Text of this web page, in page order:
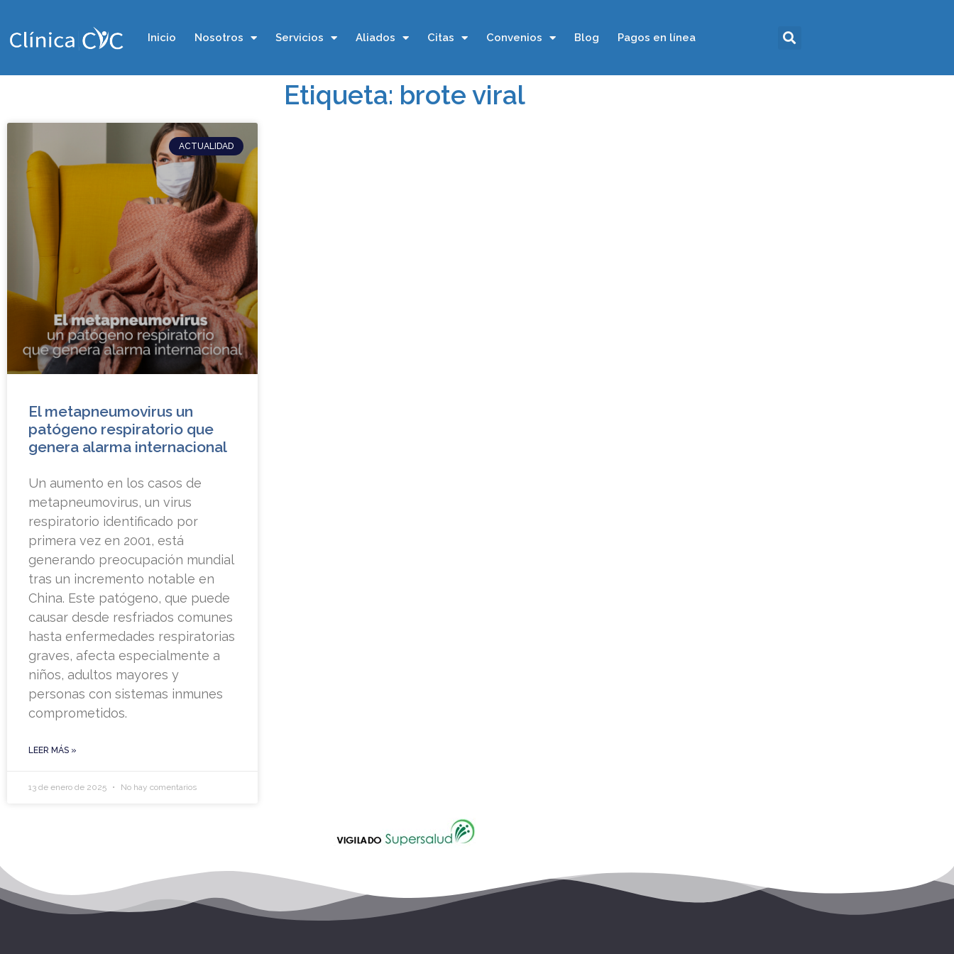
Inicio Nosotros Servicios Aliados Citas Convenios Blog Pagos en línea
Etiqueta: brote viral
ACTUALIDAD
El metapneumovirus un
patógeno respiratorio que
genera alarma internacional
Un aumento en los casos de
metapneumovirus, un virus
respiratorio identificado por
primera vez en 2001, está
generando preocupación mundial
tras un incremento notable en
China. Este patógeno, que puede
causar desde resfriados comunes
hasta enfermedades respiratorias
graves, afecta especialmente a
niños, adultos mayores y
personas con sistemas inmunes
comprometidos.
LEER MÁS »
13 de enero de 2025 No hay comentarios